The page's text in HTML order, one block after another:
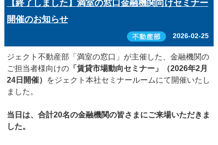
【終了しました】満室の窓口金融機関向けセミナー
開催のお知らせ
2026-02-25
ジェクト不動産部「満室の窓口」が主催した、金融機関の
ご担当者様向けの「賃貸市場動向セミナー」（2026年2月
24日開催）
をジェクト本社セミナールームにて開催いたし
ました。
当日は、合計20名の金融機関の皆さまにご来場いただきま
した。